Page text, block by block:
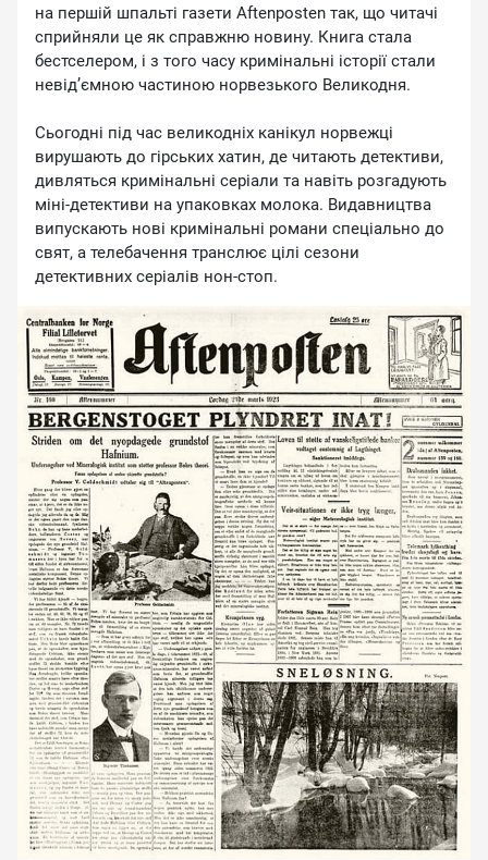
на першій шпальті газети Aftenposten так, що читачі
сприйняли це як справжню новину. Книга стала
бестселером, і з того часу кримінальні історії стали
невід’ємною частиною норвезького Великодня.
Сьогодні під час великодніх канікул норвежці
вирушають до гірських хатин, де читають детективи,
дивляться кримінальні серіали та навіть розгадують
міні-детективи на упаковках молока. Видавництва
випускають нові кримінальні романи спеціально до
свят, а телебачення транслює цілі сезони
детективних серіалів нон-стоп.